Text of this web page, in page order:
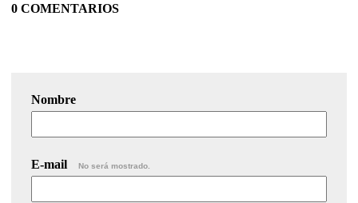
0 COMENTARIOS
Nombre
E-mail No será mostrado.